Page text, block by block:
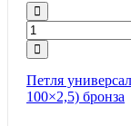
Петля
100×2,5) бронза